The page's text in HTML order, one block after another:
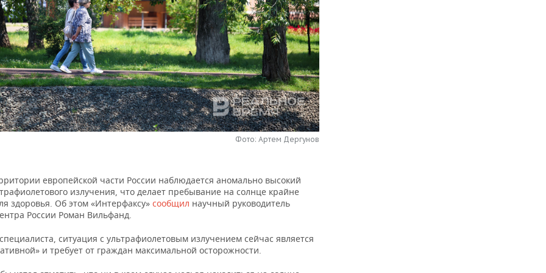
Фото: Артем Дергунов
европейской части России наблюдается аномально высокий
излучения, что делает пребывание на солнце крайне
здоровья. Об этом «Интерфаксу» сообщил научный руководитель
России Роман Вильфанд.
ситуация с ультрафиолетовым излучением сейчас является
и требует от граждан максимальной осторожности.